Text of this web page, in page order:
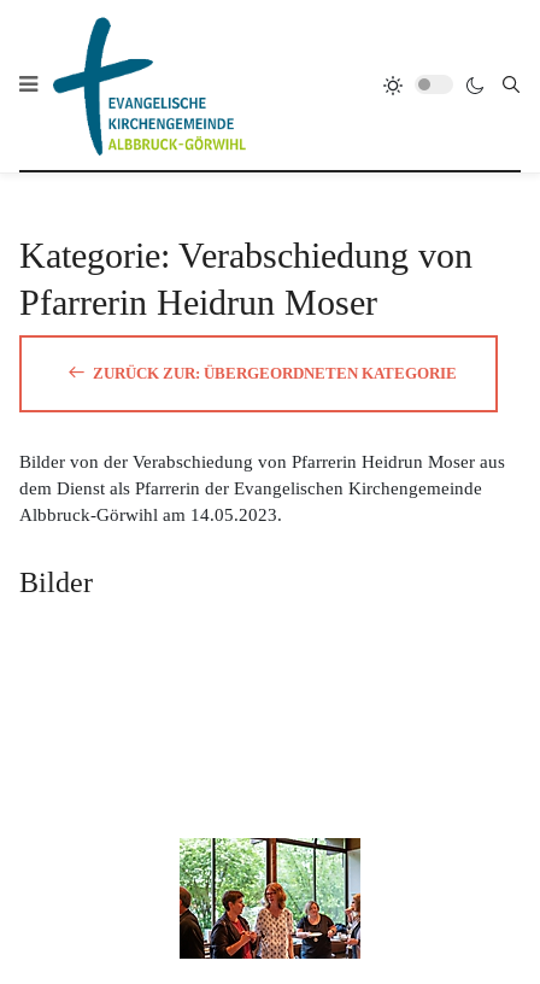
Kategorie: Verabschiedung von
Pfarrerin Heidrun Moser
ZURÜCK ZUR: ÜBERGEORDNETEN KATEGORIE
Bilder von der Verabschiedung von Pfarrerin Heidrun Moser aus
dem Dienst als Pfarrerin der Evangelischen Kirchengemeinde
Albbruck-Görwihl am 14.05.2023.
Bilder